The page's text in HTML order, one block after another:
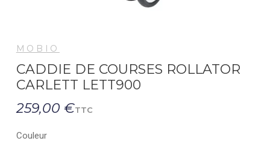
MOBIO
CADDIE DE COURSES ROLLATOR
CARLETT LETT900
259,00 €TTC
Couleur